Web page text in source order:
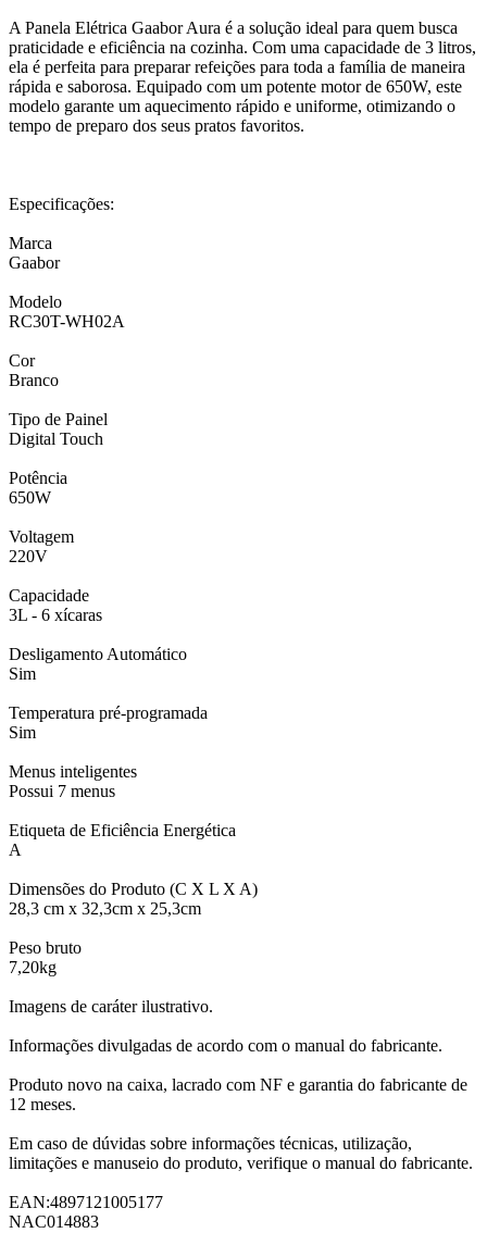
A Panela Elétrica Gaabor Aura é a solução ideal para quem busca
praticidade e eficiência na cozinha. Com uma capacidade de 3 litros,
ela é perfeita para preparar refeições para toda a família de maneira
rápida e saborosa. Equipado com um potente motor de 650W, este
modelo garante um aquecimento rápido e uniforme, otimizando o
tempo de preparo dos seus pratos favoritos.
Especificações:
Marca
Gaabor
Modelo
RC30T-WH02A
Cor
Branco
Tipo de Painel
Digital Touch
Potência
650W
Voltagem
220V
Capacidade
3L - 6 xícaras
Desligamento Automático
Sim
Temperatura pré-programada
Sim
Menus inteligentes
Possui 7 menus
Etiqueta de Eficiência Energética
A
Dimensões do Produto (C X L X A)
28,3 cm x 32,3cm x 25,3cm
Peso bruto
7,20kg
Imagens de caráter ilustrativo.
Informações divulgadas de acordo com o manual do fabricante.
Produto novo na caixa, lacrado com NF e garantia do fabricante de
12 meses.
Em caso de dúvidas sobre informações técnicas, utilização,
limitações e manuseio do produto, verifique o manual do fabricante.
EAN:4897121005177
NAC014883